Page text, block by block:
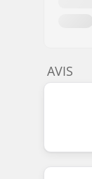
AVIS